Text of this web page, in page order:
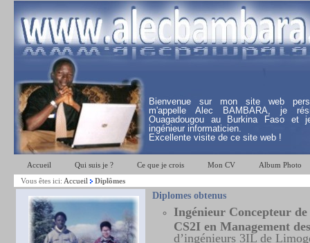
Bienvenue sur mon site web
m'appelle Alec BAMBARA, je
Ouagadougou au Burkina Faso et
ingénieur informaticien.
Excellente visite de ce site web !
Accueil Qui suis je ? Ce que je crois Mon CV
Album Photo
Vous êtes ici: Accueil Diplômes
Diplomes obtenus
Ingénieur Concepteur
CS2I en Management
d’ingénieurs 3IL de